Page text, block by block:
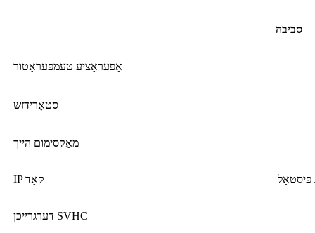
סביבה
אָפּעראַציע טעמפּעראַטור
סטאָרידזש
מאַקסימום הייך
IP קאָד
דערגרייכן SVHC